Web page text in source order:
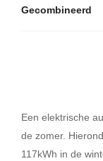
Gecombineerd
Een elektrische
de zomer.
117kWh in de